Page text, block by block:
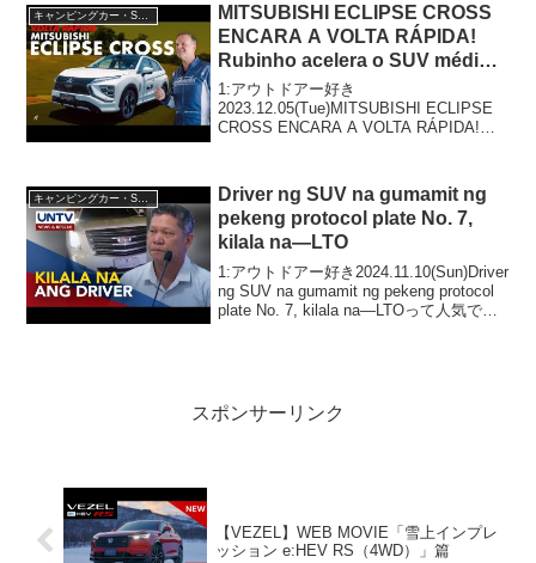
キャンピングカー・SUV人気車種
MITSUBISHI ECLIPSE CROSS
ENCARA A VOLTA RÁPIDA!
Rubinho acelera o SUV médio
4×4 no Velocitta!
1:アウトドアー好き
2023.12.05(Tue)MITSUBISHI ECLIPSE
CROSS ENCARA A VOLTA RÁPIDA!
Driver ng SUV na gumamit ng
pekeng protocol plate No. 7,
kilala na—LTO
1:アウトドアー好き2024.11.10(Sun)Driver
ng SUV na gumamit ng pekeng protocol
plate No. 7, kilala na—LTOって人気で話
スポンサーリンク
【VEZEL】WEB MOVIE「雪上インプレ
ッション e:HEV RS（4WD）」篇